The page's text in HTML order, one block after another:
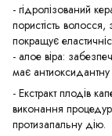
- гідролізований
пористість
покращує
- алое віра:
має антиоксидантну
- Екстракт плодів
виконання
протизапальну дію.